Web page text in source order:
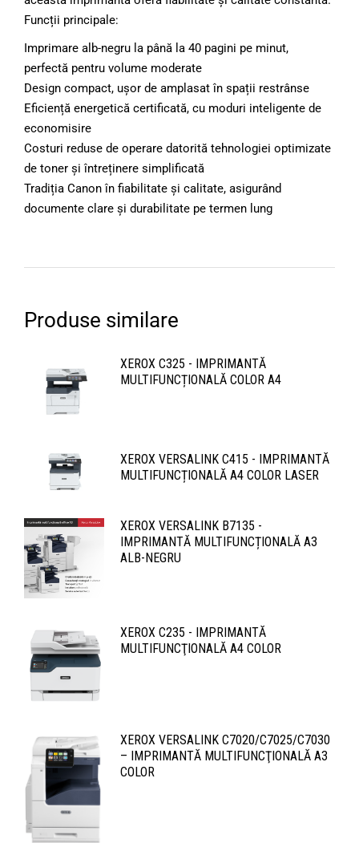
Funcții principale:
Imprimare alb-negru la până la 40 pagini pe minut,
perfectă pentru volume moderate
Design compact, ușor de amplasat în spații restrânse
Eficiență energetică certificată, cu moduri inteligente de
economisire
Costuri reduse de operare datorită tehnologiei optimizate
de toner și întreținere simplificată
Tradiția Canon în fiabilitate și calitate, asigurând
documente clare și durabilitate pe termen lung
Produse similare
XEROX C325 - IMPRIMANTĂ
MULTIFUNCȚIONALĂ COLOR A4
XEROX VERSALINK C415 - IMPRIMANTĂ
MULTIFUNCȚIONALĂ A4 COLOR LASER
XEROX VERSALINK B7135 -
IMPRIMANTĂ MULTIFUNCȚIONALĂ A3
ALB-NEGRU
XEROX C235 - IMPRIMANTĂ
MULTIFUNCŢIONALĂ A4 COLOR
XEROX VERSALINK C7020/C7025/C7030
– IMPRIMANTĂ MULTIFUNCŢIONALĂ A3
COLOR